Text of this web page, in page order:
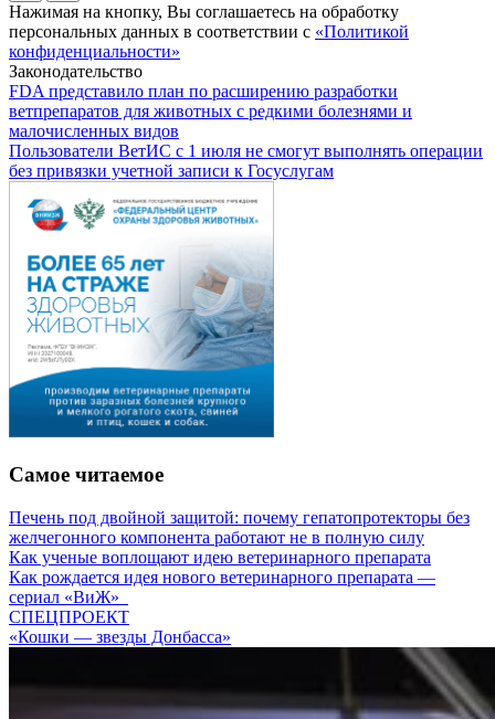
Нажимая на кнопку, Вы соглашаетесь на обработку
персональных данных в соответствии с «Политикой
конфиденциальности»
Законодательство
FDA представило план по расширению разработки
ветпрепаратов для животных с редкими болезнями и
малочисленных видов
Пользователи ВетИС с 1 июля не смогут выполнять операции
без привязки учетной записи к Госуслугам
Самое читаемое
Печень под двойной защитой: почему гепатопротекторы без
желчегонного компонента работают не в полную силу
Как ученые воплощают идею ветеринарного препарата
Как рождается идея нового ветеринарного препарата —
сериал «ВиЖ»
СПЕЦПРОЕКТ
«Кошки — звезды Донбасса»